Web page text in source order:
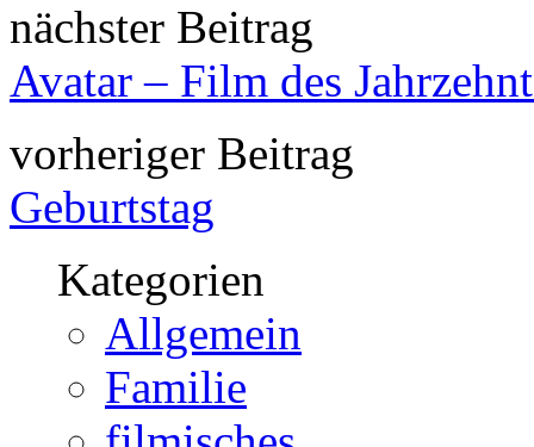
nächster Beitrag
Avatar – Film des
vorheriger Beitrag
Geburtstag
Kategorien
Allgemein
Familie